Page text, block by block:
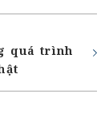
quá trình